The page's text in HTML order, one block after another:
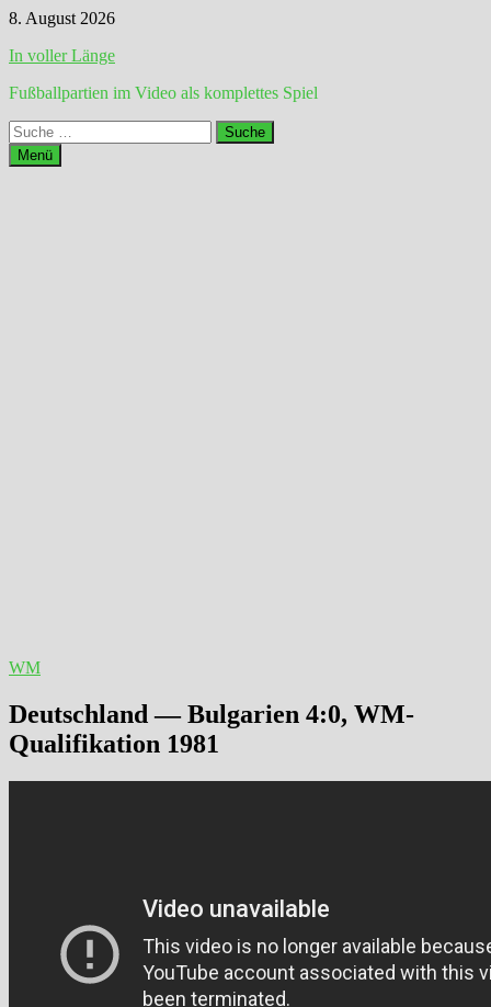
Zum
springen
8. August 2026
In voller Länge
Fußballpartien im Video als komplettes Spiel
Suche
nach:
Menü
WM
Deutschland — Bulgarien 4:0, WM-
Qualifikation 1981